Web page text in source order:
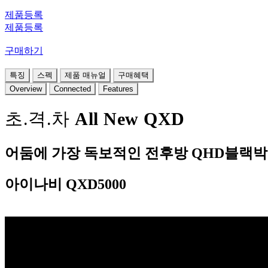
제품등록
제품등록
구매하기
특징 스펙 제품 매뉴얼
구매혜택
Overview
Connected Features
초.격.차 All New QXD
어둠에 가장 독보적인 전후방 QHD블랙
아이나비 QXD5000